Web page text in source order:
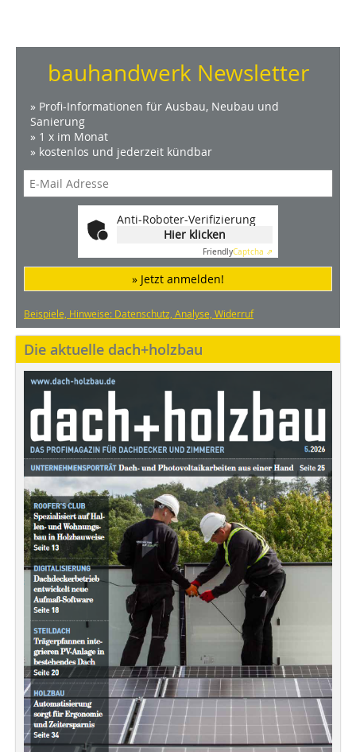
bauhandwerk Newsletter
» Profi-Informationen für Ausbau, Neubau und
Sanierung
» 1 x im Monat
» kostenlos und jederzeit kündbar
Anti-Roboter-Verifizierung
Hier klicken
FriendlyCaptcha ⇗
» Jetzt anmelden!
Beispiele, Hinweise: Datenschutz, Analyse, Widerruf
Die aktuelle dach+holzbau